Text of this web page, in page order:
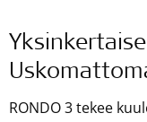
RONDO 3 tekee